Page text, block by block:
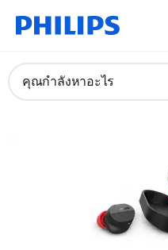
คุณกำลังหาอะไร